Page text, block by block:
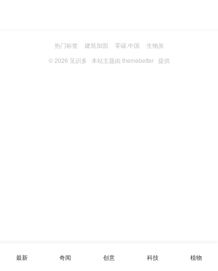
热门标签 建筑加固 零碳.中国
生物炭
© 2026 见识多 本站主题由 themebetter提供
最新 奇闻 创意 科技 植物